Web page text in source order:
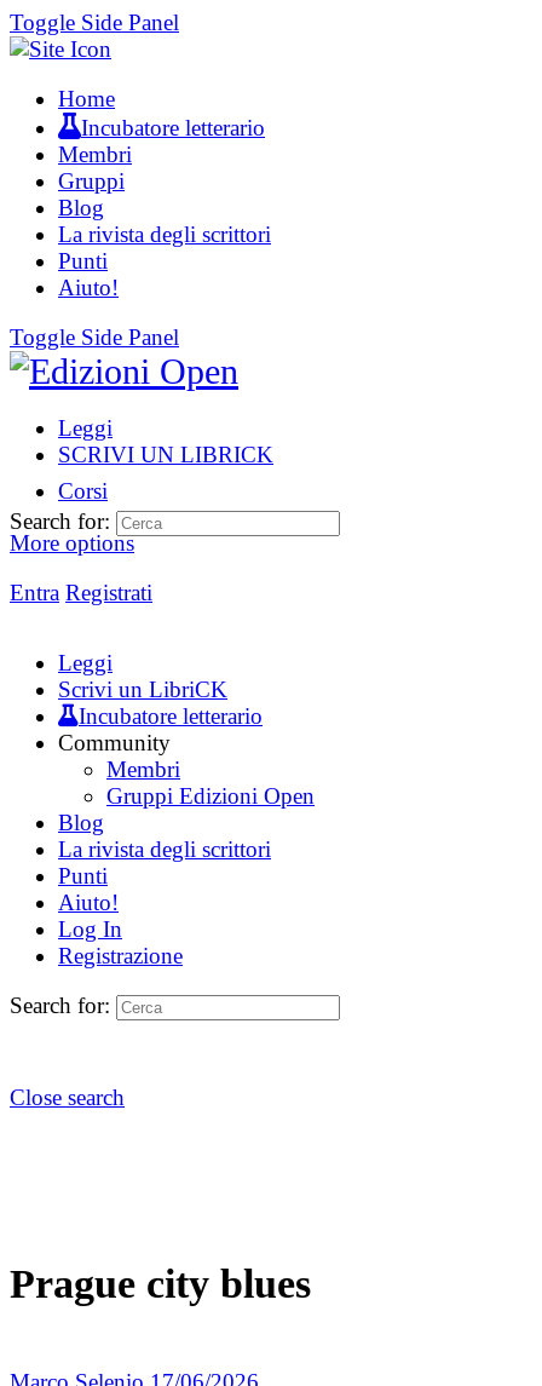
Toggle Side Panel
Home
Incubatore letterario
Membri
Gruppi
Blog
La rivista degli scrittori
Punti
Aiuto!
Toggle Side Panel
Leggi
SCRIVI UN LIBRICK
Corsi
More options
Entra Registrati
Search for:
Leggi
Scrivi un LibriCK
Incubatore letterario
Community
Membri
Gruppi Edizioni Open
Blog
La rivista degli scrittori
Punti
Aiuto!
Log In
Registrazione
Search for:
Close search
Prague city blues